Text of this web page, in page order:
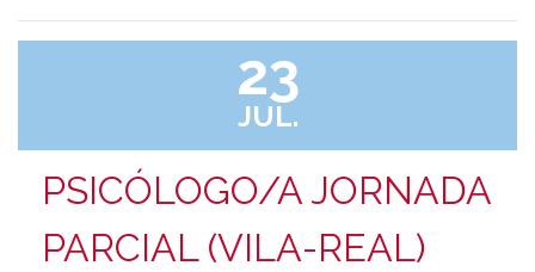
23
JUL.
PSICÓLOGO/A JORNADA
PARCIAL (VILA-REAL)